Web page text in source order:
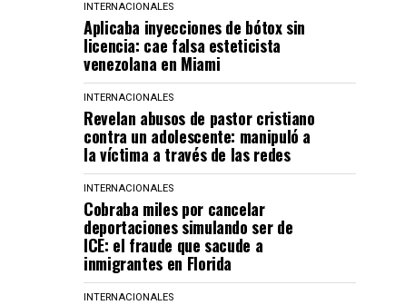
INTERNACIONALES
Aplicaba inyecciones de bótox sin
licencia: cae falsa esteticista
venezolana en Miami
INTERNACIONALES
Revelan abusos de pastor cristiano
contra un adolescente: manipuló a
la víctima a través de las redes
INTERNACIONALES
Cobraba miles por cancelar
deportaciones simulando ser de
ICE: el fraude que sacude a
inmigrantes en Florida
INTERNACIONALES